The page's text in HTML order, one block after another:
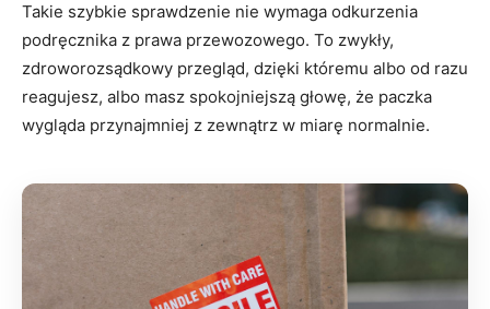
Takie szybkie sprawdzenie nie wymaga odkurzenia
podręcznika z prawa przewozowego. To zwykły,
zdroworozsądkowy przegląd, dzięki któremu albo od razu
reagujesz, albo masz spokojniejszą głowę, że paczka
wygląda przynajmniej z zewnątrz w miarę normalnie.